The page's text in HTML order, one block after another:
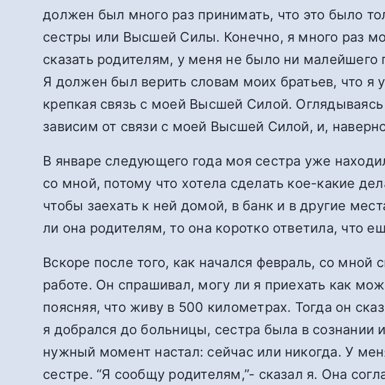
должен был много раз принимать, что это было
сестры или Высшей Силы. Конечно, я много раз
сказать родителям, у меня не было ни
Я должен был верить словам моих братьев, что я
крепкая связь с моей Высшей Силой.
зависим от связи с моей Высшей Силой, и,
В январе следующего года моя сестра уже
со мной, потому что хотела сделать кое-какие
чтобы заехать к ней домой, в банк и в другие
ли она родителям, то она коротко ответила, что
Вскоре после того, как начался февраль, со
работе. Он спрашивал, могу ли я приехать как
поясняя, что живу в 500 километрах. Тогда он
я добрался до больницы, сестра была в сознании
нужный момент настал: сейчас или никогда. У
сестре. “Я сообщу родителям,”- сказал я. Она